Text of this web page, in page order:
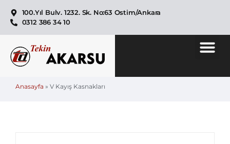
100.Yıl Bulv. 1232. Sk. No:63 Ostim/Ankara
0312 386 34 10
Anasayfa » V Kayış Kasnakları